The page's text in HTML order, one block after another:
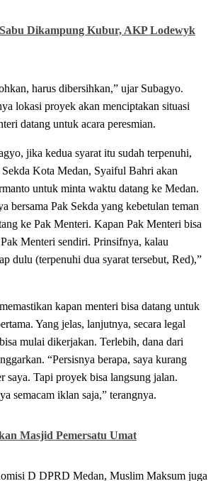
Dikampung Kubur, AKP Lodewyk
harus dibersihkan,” ujar Subagyo.
lokasi proyek akan menciptakan situasi
datang untuk acara peresmian.
jika kedua syarat itu sudah terpenuhi,
Kota Medan, Syaiful Bahri akan
untuk minta waktu datang ke Medan.
bersama Pak Sekda yang kebetulan teman
ke Pak Menteri. Kapan Pak Menteri bisa
Menteri sendiri. Prinsifnya, kalau
dulu (terpenuhi dua syarat tersebut, Red),”
kapan menteri bisa datang untuk
Yang jelas, lanjutnya, secara legal
mulai dikerjakan. Terlebih, dana dari
“Persisnya berapa, saya kurang
saya. Tapi proyek bisa langsung jalan.
semacam iklan saja,” terangnya.
Masjid Pemersatu Umat
D DPRD Medan, Muslim Maksum juga